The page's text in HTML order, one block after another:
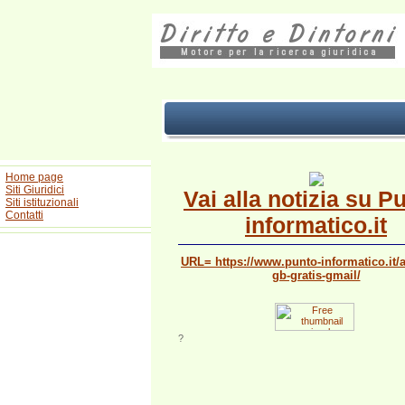
Home page
Siti Giuridici
Siti istituzionali
Contatti
Vai alla notizia su
informatico.it
URL= https://www.punto-informatico.it/
gb-gratis-gmail/
?